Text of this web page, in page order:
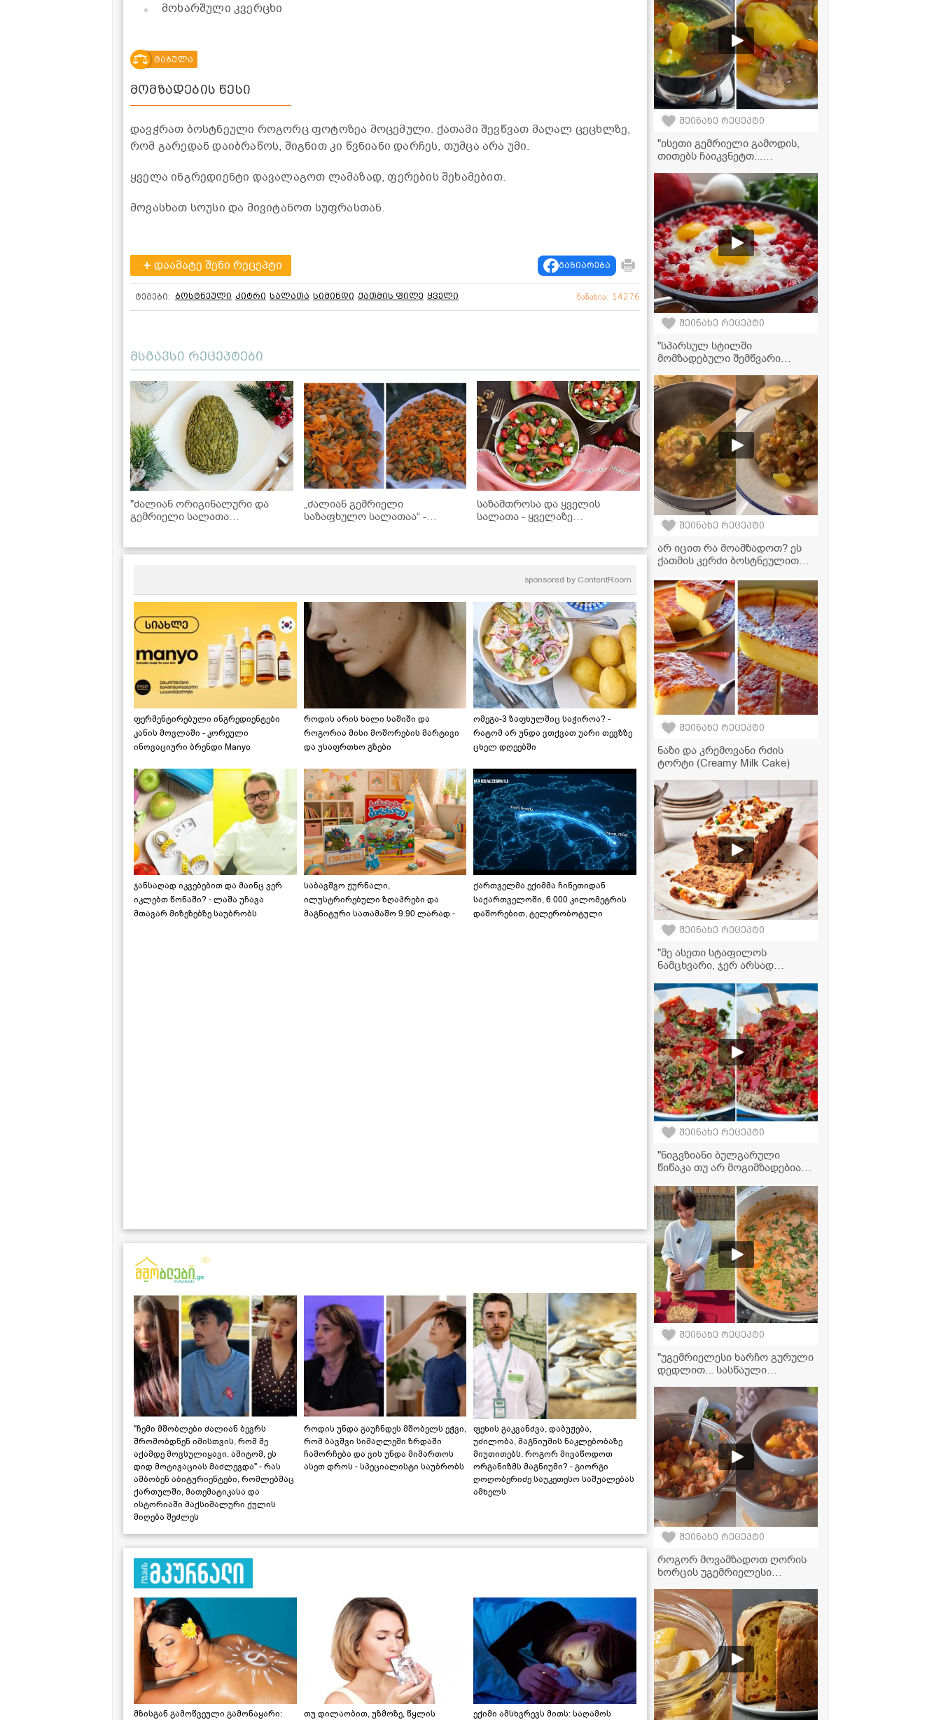
მოხარშული კვერცხი
ტაბულა
მომზადების წესი
დავჭრათ ბოსტნეული როგორც ფოტოზეა მოცემული. ქათამი შევწვათ მაღალ ცეცხლზე,
რომ გარედან დაიბრაწოს, შიგნით კი წვნიანი დარჩეს, თუმცა არა უმი.
ყველა ინგრედიენტი დავალაგოთ ლამაზად, ფერების შეხამებით.
მოვასხათ სოუსი და მივიტანოთ სუფრასთან.
დაამატე შენი რეცეპტი გაზიარება
ტეგები: ბოსტნეული კიტრი სალათა სიმინდი ქათმის ფილე ყველი ნანახია: 14276
მსგავსი რეცეპტები
"ძალიან ორიგინალური და
გემრიელი სალათა
„ძალიან გემრიელი
საზაფხულო სალათაა“ -
საზამთროსა და ყველის
სალათა - ყველაზე
sponsored by ContentRoom
ფერმენტირებული ინგრედიენტები
კანის მოვლაში - კორეული
ინოვაციური ბრენდი Manyo
როდის არის ხალი საშიში და
როგორია მისი მოშორების მარტივი
და უსაფრთხო გზები
ომეგა-3 ზაფხულშიც საჭიროა? -
რატომ არ უნდა ვთქვათ უარი თევზზე
ცხელ დღეებში
ჯანსაღად იკვებებით და მაინც ვერ
იკლებთ წონაში? - ლაშა უჩავა
მთავარ მიზეზებზე საუბრობს
საბავშვო ჟურნალი,
ილუსტრირებული ზღაპრები და
მაგნიტური სათამაშო 9.90 ლარად -
ქართველმა ექიმმა ჩინეთიდან
საქართველოში, 6 000 კილომეტრის
დაშორებით, ტელერობოტული
"ჩემი მშობლები ძალიან ბევრს
შრომობდნენ იმისთვის, რომ მე
აქამდე მოვსულიყავი. ამიტომ, ეს
დიდ მოტივაციას მაძლევდა" - რას
ამბობენ აბიტურიენტები, რომლებმაც
ქართულში, მათემატიკასა და
ისტორიაში მაქსიმალური ქულის
მიღება შეძლეს
როდის უნდა გაუჩნდეს მშობელს ეჭვი,
რომ ბავშვი სიმაღლეში ზრდაში
ჩამორჩება და ვის უნდა მიმართოს
ასეთ დროს - სპეციალისტი საუბრობს
ფეხის გაკვანძვა, დაბუჟება,
უძილობა, მაგნიუმის ნაკლებობაზე
მიუთითებს. როგორ მივაწოდოთ
ორგანიზმს მაგნიუმი? - გიორგი
ღოღობერიძე საუკეთესო საშუალებას
ამხელს
მზისგან გამოწვეული გამონაყარი: თუ დილაობით, უზმოზე, წყლის ექიმი ამსხვრევს მითს: საღამოს
შეინახე რეცეპტი
"ისეთი გემრიელი გამოდის,
თითებს ჩაიკვნეტთ...
რეცეპტი!" - საქონლის ხორცის
წვნიანი ბოსტნეულთან ერთად
შეინახე რეცეპტი
"სპარსულ სტილში
მომზადებული შემწვარი
სასწაული გემო აქვს!" -
ვიდეორეცეპტი
შეინახე რეცეპტი
არ იცით რა მოამზადოთ? ეს
ქათმის კერძი ბოსტნეულით
გახდება!
შეინახე რეცეპტი
ნაზი და კრემოვანი რძის
ტორტი (Creamy Milk Cake)
შეინახე რეცეპტი
"მე ასეთი სტაფილოს
ნამცხვარი, ჯერ არსად
სტაფილოს ნამცხვრის
ვიდეორეცეპტი
შეინახე რეცეპტი
"ნიგვზიანი ბულგარული
წიწაკა თუ არ მოგიმზადებიათ
უგემრიელესია!" - მკითხველის
ვიდეორეცეპტი
შეინახე რეცეპტი
"უგემრიელესი ხარჩო გურული
დედლით... სასწაული
შეინახე რეცეპტი
როგორ მოვამზადოთ ღორის
ხორცის უგემრიელესი
ძალიან გემრიელი და
მარტივი რეცეპტი